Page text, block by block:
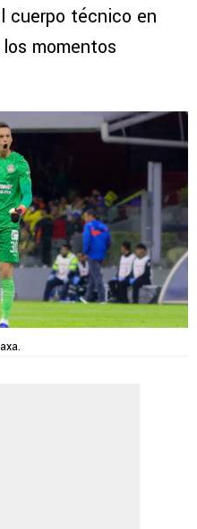
cuerpo técnico en
momentos